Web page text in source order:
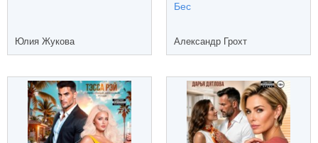
Юлия Жукова
Бес
Александр Грохт